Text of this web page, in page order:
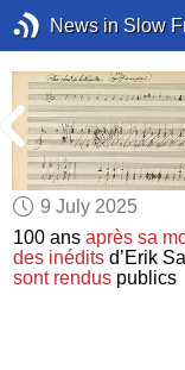
News in Slow
9 July 2025
100 ansaprès sa
des inédits d’Erik
sont rendus publics